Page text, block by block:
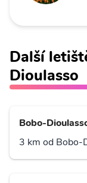
Další
Dioulasso
Bobo-
3 km od Bobo-